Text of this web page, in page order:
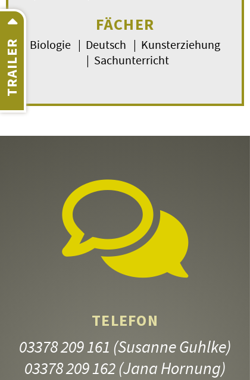
TRAILER
FÄCHER
Biologie | Deutsch | Kunsterziehung
| Sachunterricht
TELEFON
03378 209 161 (Susanne Guhlke)
03378 209 162(Jana Hornung)